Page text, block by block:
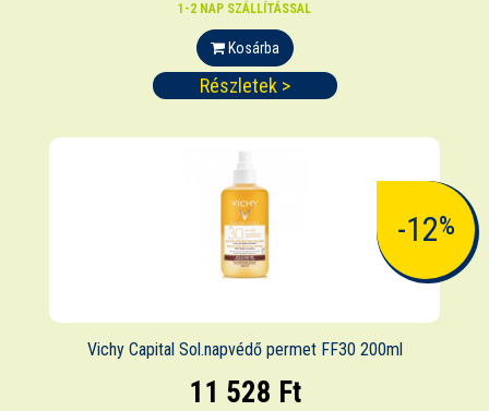
1-2 NAP SZÁLLÍTÁSSAL
Kosárba
Részletek >
-12%
Vichy Capital Sol.napvédő permet FF30 200ml
11 528 Ft